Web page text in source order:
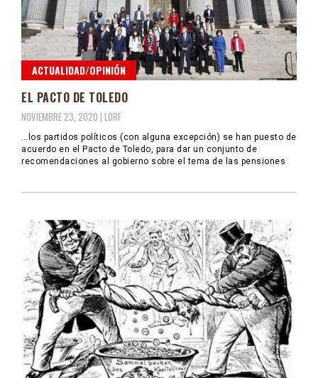
ACTUALIDAD/OPINIÓN
EL PACTO DE TOLEDO
NOVIEMBRE 23, 2020 | LORF
…los partidos políticos (con alguna excepción) se han puesto de
acuerdo en el Pacto de Toledo, para dar un conjunto de
recomendaciones al gobierno sobre el tema de las pensiones